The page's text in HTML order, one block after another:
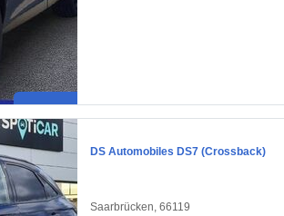
DS Automobiles DS7 (Crossback)
Saarbrücken, 66119